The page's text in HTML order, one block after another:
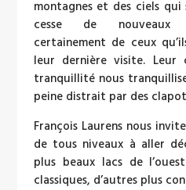
montagnes et des ciels
cesse de nouveaux
certainement de ceux
leur dernière visite. Leur
tranquillité nous
peine distrait par des
François Laurens nous
de tous niveaux à aller
plus beaux lacs de
classiques, d’autres plus